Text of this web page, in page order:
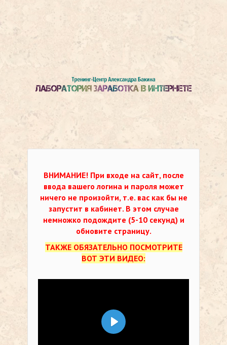
ВНИМАНИЕ! При входе на сайт, после
ввода вашего логина и пароля может
ничего не произойти, т.е. вас как бы не
запустит в кабинет. В этом случае
немножко подождите (5-10 секунд) и
обновите страницу.
ТАКЖЕ ОБЯЗАТЕЛЬНО ПОСМОТРИТЕ
ВОТ ЭТИ ВИДЕО:
Воспроизвести